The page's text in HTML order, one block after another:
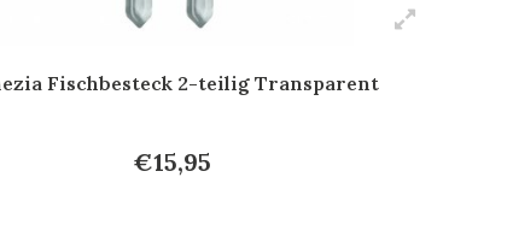
Fischbesteck 2-teilig Transparent
€15,95